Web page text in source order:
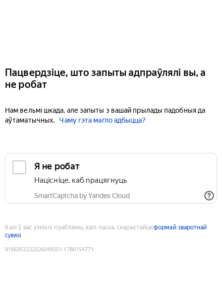
Пацвердзіце, што запыты адпраўлялі вы, а
не робат
Нам вельмі шкада, але запыты з вашай прылады падобныя да
аўтаматычных.
Чаму гэта магло адбыцца?
Я не робат
Націсніце, каб працягнуць
SmartCaptcha by Yandex Cloud
Калі ў вас узніклі праблемы, калі ласка, скарыстайцеформай зваротнай
сувязі
9186353222226049251 :1786154771